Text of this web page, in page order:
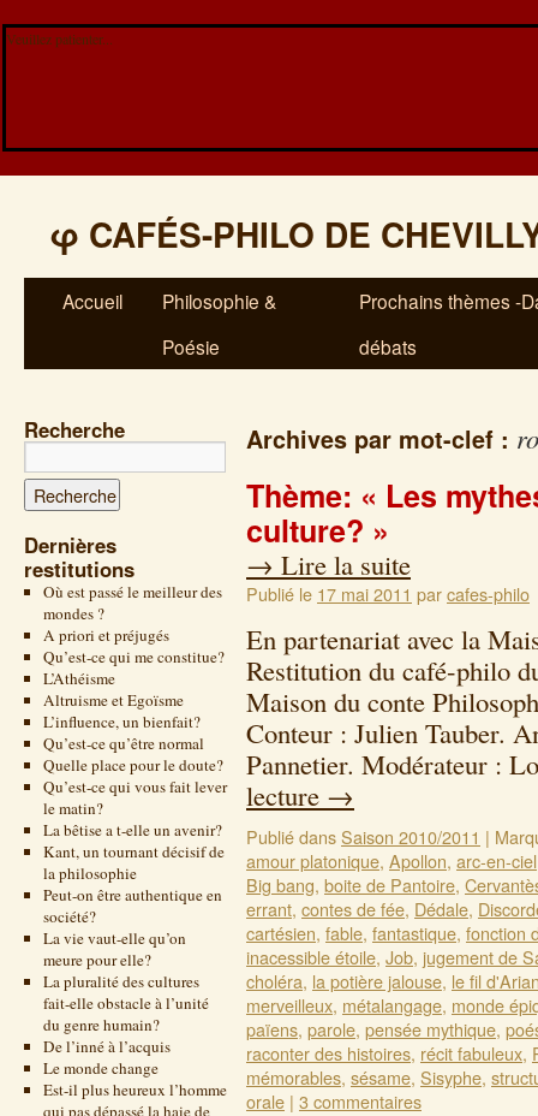
Veuillez patienter...
φ CAFÉS-PHILO DE
Accueil
Philosophie &
Poésie
Prochains thèmes -
débats
Recherche
Dernières
restitutions
Où est passé le meilleur des
mondes ?
A priori et préjugés
Qu’est-ce qui me constitue?
L’Athéisme
Altruisme et Egoïsme
L’influence, un bienfait?
Qu’est-ce qu’être normal
Quelle place pour le doute?
Qu’est-ce qui vous fait lever
le matin?
La bêtise a t-elle un avenir?
Kant, un tournant décisif de
la philosophie
Peut-on être authentique en
société?
La vie vaut-elle qu’on
meure pour elle?
La pluralité des cultures
fait-elle obstacle à l’unité
du genre humain?
De l’inné à l’acquis
Le monde change
Est-il plus heureux l’homme
qui pas dépassé la haie de
Archives par mot-clef :
Thème: « Les
culture? »
→ Lire la suite
Publié le 17 mai 2011 parcafes-philo
En partenariat avec la
Restitution du café-philo
Maison du conte
Conteur : Julien Tauber.
Pannetier. Modérateur :
lecture →
Publié dansSaison 2010/2011 |
amour platonique, Apollon, arc-en-ciel
Big bang, boite de Pantoire,
errant, contes de fée, Dédale,
cartésien, fable, fantastique, fonction
inacessible étoile, Job, jugement de
choléra, la potière jalouse, le fil
merveilleux, métalangage, monde
païens, parole, pensée mythique,
raconter des histoires, récit fabuleux,
mémorables, sésame, Sisyphe,
orale | 3 commentaires